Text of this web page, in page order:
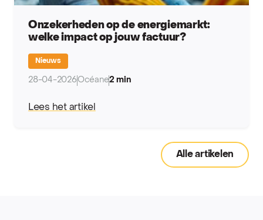
Onzekerheden op de energiemarkt:
welke impact op jouw factuur?
Nieuws
28-04-2026Océane2 min
Lees het artikel
Alle artikelen